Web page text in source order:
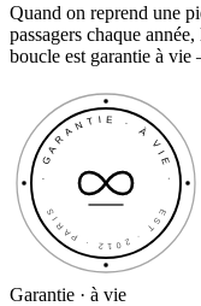
Quand on reprend une
passagers chaque
boucle est garantie à vie
· GARANTIE · À VIE ·
EST · 2012 · PARIS
Garantie · à vie